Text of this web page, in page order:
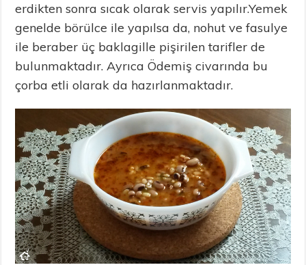
erdikten sonra sıcak olarak servis yapılır.Yemek
genelde börülce ile yapılsa da, nohut ve fasulye
ile beraber üç baklagille pişirilen tarifler de
bulunmaktadır. Ayrıca Ödemiş civarında bu
çorba etli olarak da hazırlanmaktadır.